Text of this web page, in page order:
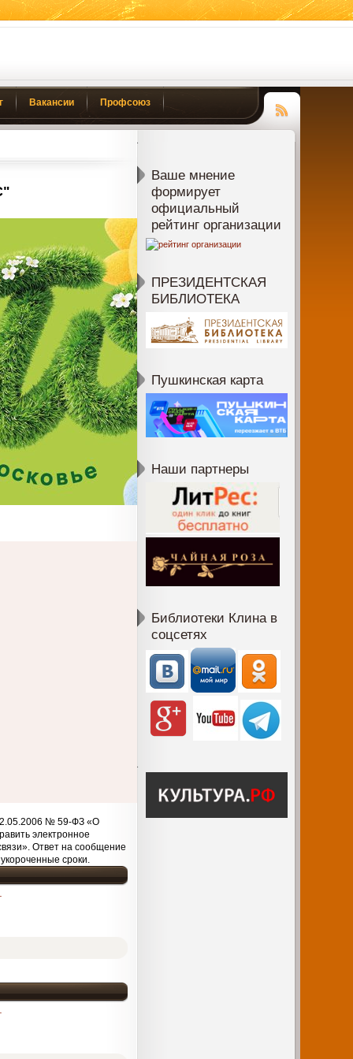
Вакансии Профсоюз
Чтение
№ 59-ФЗ «О
электронное
Ответ на сообщение
сроки.
Ваше мнение
формирует
официальный
рейтинг организации
ПРЕЗИДЕНТСКАЯ
БИБЛИОТЕКА
Пушкинская карта
Наши партнеры
Библиотеки Клина в
соцсетях